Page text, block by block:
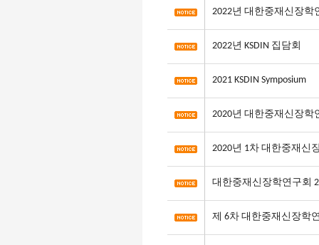
2022년 대한중재신장학
2022년 KSDIN 집담회
2021 KSDIN Symposium
2020년 대한중재신장학
2020년 1차 대한중재신
대한중재신장학연구회
제 6차 대한중재신장학